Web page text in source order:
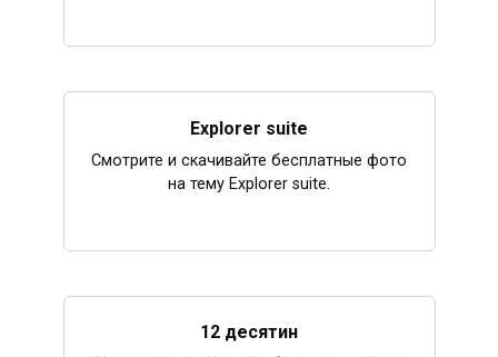
Explorer suite
Смотрите и скачивайте бесплатные фото
на тему Explorer suite.
12 десятин